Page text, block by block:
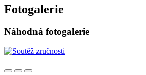
Fotogalerie
Náhodná fotogalerie